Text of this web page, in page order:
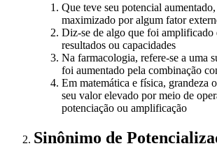
Que teve seu potencial
maximizado por algum fator
Diz-se de algo que foi amplificado
resultados ou capacidades
Na farmacologia, refere-se a uma
foi aumentado pela combinação
Em matemática e física, grandeza
seu valor elevado por meio de
potenciação ou amplificação
Sinônimo de